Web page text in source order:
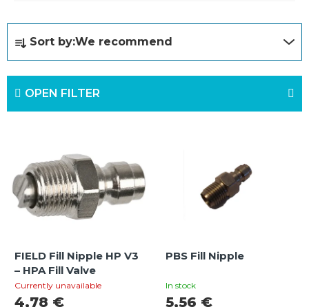
r
o
d
s
o
n
Sort by:We recommend
OPEN FILTER
s
t
pFIELD Fill Nipple HP V3
– HPA Fill Valve
Currently unavailable
4,78 €
PBS Fill Nipple
In stock
5,56 €